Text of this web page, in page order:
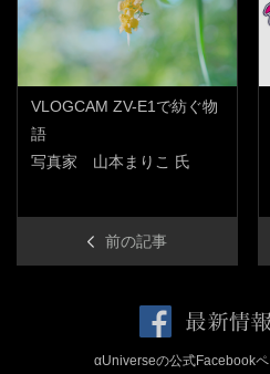
VLOGCAM ZV-E1で紡ぐ物
語
写真家 山本まりこ 氏
前の記事
αUniverseの公式Facebook